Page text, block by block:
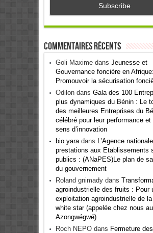
Commentaires récents
Goli Maximedans Jeunesse et
Gouvernance foncière en Afrique:
Promouvoir la sécurisation
Odilondans Gala des 100
plus dynamiques du Bénin : Le
des meilleures Entreprises du
célébré pour leur performance et
sens d’innovation
bio yaradans L’Agence
prestations aux Etablissements
publics : (ANaPES)Le plan de
du gouvernement
Roland gnimadydans
agroindustrielle des fruits : Pour
exploitation agroindustrielle de
white star (appelée chez nous
Azongwégwé)
Roch NEPOdans Fermeture des